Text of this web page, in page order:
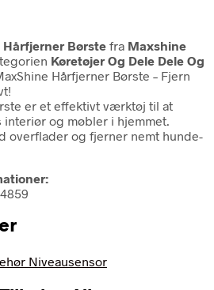
Børste fra Maxshine
Køretøjer Og Dele Dele Og
Hårfjerner Børste – Fjern
er et effektivt værktøj til at
og møbler i hjemmet.
overflader og fjerner nemt hunde-